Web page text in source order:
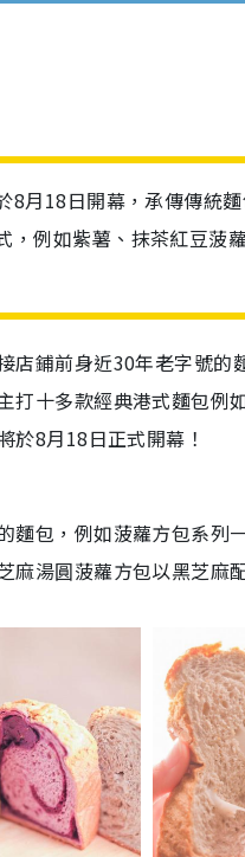
8月18日開幕，承傳傳統
，例如紫薯、抹茶紅豆菠
店鋪前身近30年老字號
打十多款經典港式麵包例
於8月18日正式開幕！
麵包，例如菠蘿方包系列
麻湯圓菠蘿方包以黑芝麻